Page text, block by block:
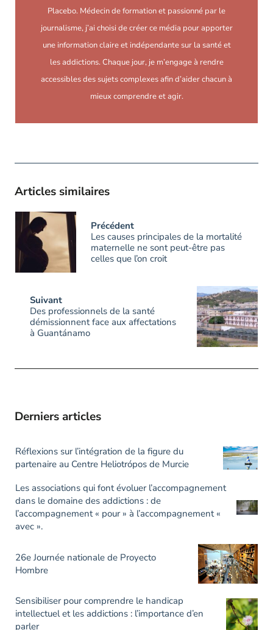
Placebo. Médecin de formation et passionné par le
journalisme, j’ai choisi de créer ce média pour apporter
une information claire et indépendante sur la santé et
les addictions. Chaque jour, je m’engage à rendre
accessibles des sujets complexes afin d’aider chacun à
mieux comprendre et agir.
Articles similaires
Précédent
Les causes principales de la mortalité
maternelle ne sont peut-être pas
celles que l’on croit
Suivant
Des professionnels de la santé
démissionnent face aux affectations
à Guantánamo
Derniers articles
Réflexions sur l’intégration de la figure du
partenaire au Centre Heliotrópos de Murcie
Les associations qui font évoluer l’accompagnement
dans le domaine des addictions : de
l’accompagnement « pour » à l’accompagnement «
avec ».
26e Journée nationale de Proyecto
Hombre
Sensibiliser pour comprendre le handicap
intellectuel et les addictions : l’importance d’en
parler